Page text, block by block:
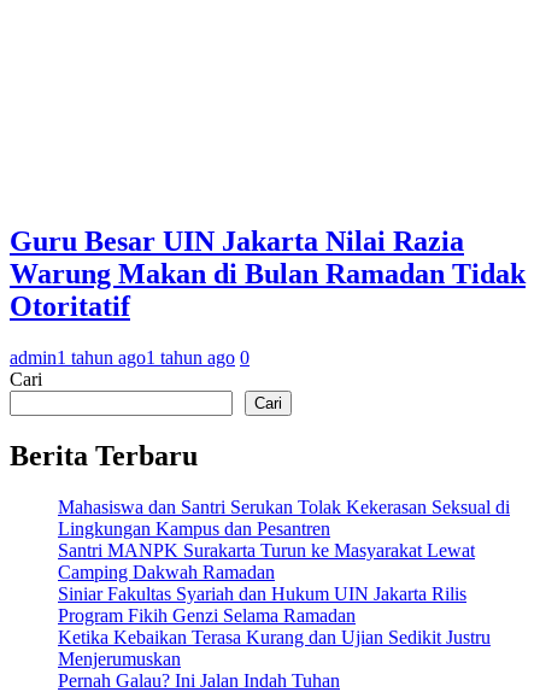
Guru Besar UIN Jakarta Nilai Razia
Warung Makan di Bulan Ramadan Tidak
Otoritatif
admin1 tahun ago1 tahun ago 0
Cari
Cari
Berita Terbaru
Mahasiswa dan Santri Serukan Tolak Kekerasan Seksual di
Lingkungan Kampus dan Pesantren
Santri MANPK Surakarta Turun ke Masyarakat Lewat
Camping Dakwah Ramadan
Siniar Fakultas Syariah dan Hukum UIN Jakarta Rilis
Program Fikih Genzi Selama Ramadan
Ketika Kebaikan Terasa Kurang dan Ujian Sedikit Justru
Menjerumuskan
Pernah Galau? Ini Jalan Indah Tuhan